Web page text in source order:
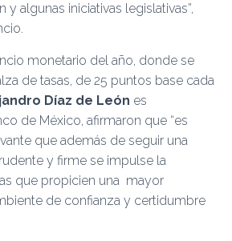
y algunas iniciativas legislativas”,
monetario del año, donde se
de tasas, de 25 puntos base cada
Díaz de León es
de México, afirmaron que “es
que además de seguir una
y firme se impulse la
que propicien una mayor
de confianza y certidumbre